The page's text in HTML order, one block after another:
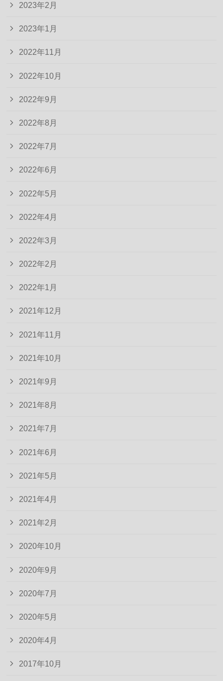
2023年2月
2023年1月
2022年11月
2022年10月
2022年9月
2022年8月
2022年7月
2022年6月
2022年5月
2022年4月
2022年3月
2022年2月
2022年1月
2021年12月
2021年11月
2021年10月
2021年9月
2021年8月
2021年7月
2021年6月
2021年5月
2021年4月
2021年2月
2020年10月
2020年9月
2020年7月
2020年5月
2020年4月
2017年10月